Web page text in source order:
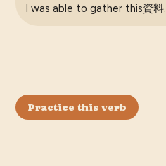
I was able to gather this資料.
Practice this verb